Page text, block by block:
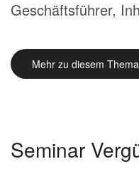
Geschäftsführer,
Mehr zu diesem Thema
Seminar